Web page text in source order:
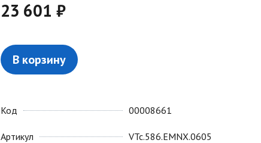
23 601 ₽
В корзину
Код
Артикул
00008661
VTc.586.EMNX.0605